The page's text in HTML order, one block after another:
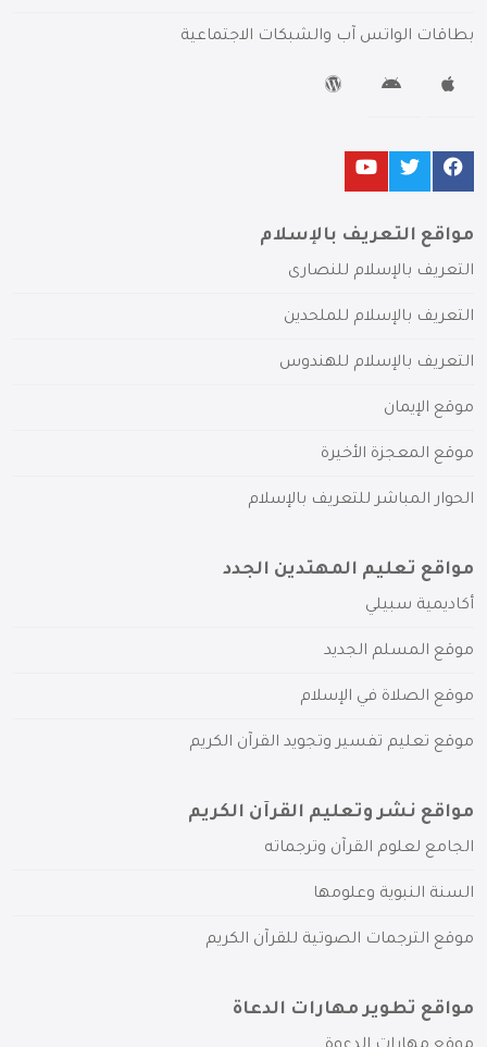
بطاقات الواتس آب والشبكات الاجتماعية
مواقع التعريف بالإسلام
التعريف بالإسلام للنصارى
التعريف بالإسلام للملحدين
التعريف بالإسلام للهندوس
موقع الإيمان
موقع المعجزة الأخيرة
الحوار المباشر للتعريف بالإسلام
مواقع تعليم المهتدين الجدد
أكاديمية سبيلي
موقع المسلم الجديد
موقع الصلاة في الإسلام
موقع تعليم تفسير وتجويد القرآن الكريم
مواقع نشر وتعليم القرآن الكريم
الجامع لعلوم القرآن وترجماته
السنة النبوية وعلومها
موقع الترجمات الصوتية للقرآن الكريم
مواقع تطوير مهارات الدعاة